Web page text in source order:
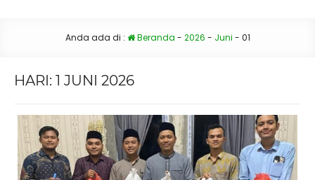
Anda ada di : Beranda - 2026 - Juni - 01
HARI: 1 JUNI 2026